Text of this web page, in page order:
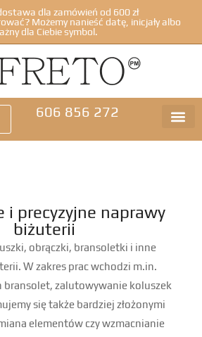
dla zamówień od 600 zł
Możemy nanieść datę, inicjały albo
dla Ciebie symbol.
606 856 272
i precyzyjne naprawy
biżuterii
obrączki, bransoletki i inne
W zakres prac wchodzi m.in.
bransolet, zalutowywanie koluszek
się także bardziej złożonymi
elementów czy wzmacnianie